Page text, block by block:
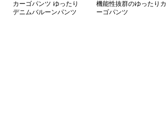
カーゴパンツ ゆったり
デニムバルーンパンツ
機能性抜群のゆったりカ
ーゴパンツ